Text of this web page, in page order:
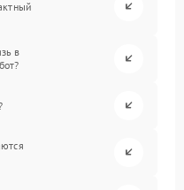
в